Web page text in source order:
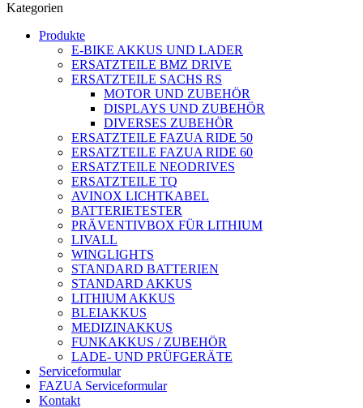
Kategorien
Produkte
E-BIKE AKKUS UND LADER
ERSATZTEILE BMZ DRIVE
ERSATZTEILE SACHS RS
MOTOR UND ZUBEHÖR
DISPLAYS UND ZUBEHÖR
DIVERSES ZUBEHÖR
ERSATZTEILE FAZUA RIDE 50
ERSATZTEILE FAZUA RIDE 60
ERSATZTEILE NEODRIVES
ERSATZTEILE TQ
AVINOX LICHTKABEL
BATTERIETESTER
PRÄVENTIVBOX FÜR LITHIUM
LIVALL
WINGLIGHTS
STANDARD BATTERIEN
STANDARD AKKUS
LITHIUM AKKUS
BLEIAKKUS
MEDIZINAKKUS
FUNKAKKUS / ZUBEHÖR
LADE- UND PRÜFGERÄTE
Serviceformular
FAZUA Serviceformular
Kontakt